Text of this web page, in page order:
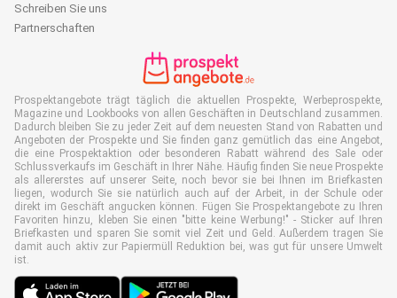
Schreiben Sie uns
Partnerschaften
Prospektangebote trägt täglich die aktuellen Prospekte, Werbeprospekte,
Magazine und Lookbooks von allen Geschäften in Deutschland zusammen.
Dadurch bleiben Sie zu jeder Zeit auf dem neuesten Stand von Rabatten und
Angeboten der Prospekte und Sie finden ganz gemütlich das eine Angebot,
die eine Prospektaktion oder besonderen Rabatt während des Sale oder
Schlussverkaufs im Geschäft in Ihrer Nähe. Häufig finden Sie neue Prospekte
als allererstes auf unserer Seite, noch bevor sie bei Ihnen im Briefkasten
liegen, wodurch Sie sie natürlich auch auf der Arbeit, in der Schule oder
direkt im Geschäft angucken können. Fügen Sie Prospektangebote zu Ihren
Favoriten hinzu, kleben Sie einen "bitte keine Werbung!" - Sticker auf Ihren
Briefkasten und sparen Sie somit viel Zeit und Geld. Außerdem tragen Sie
damit auch aktiv zur Papiermüll Reduktion bei, was gut für unsere Umwelt
ist.